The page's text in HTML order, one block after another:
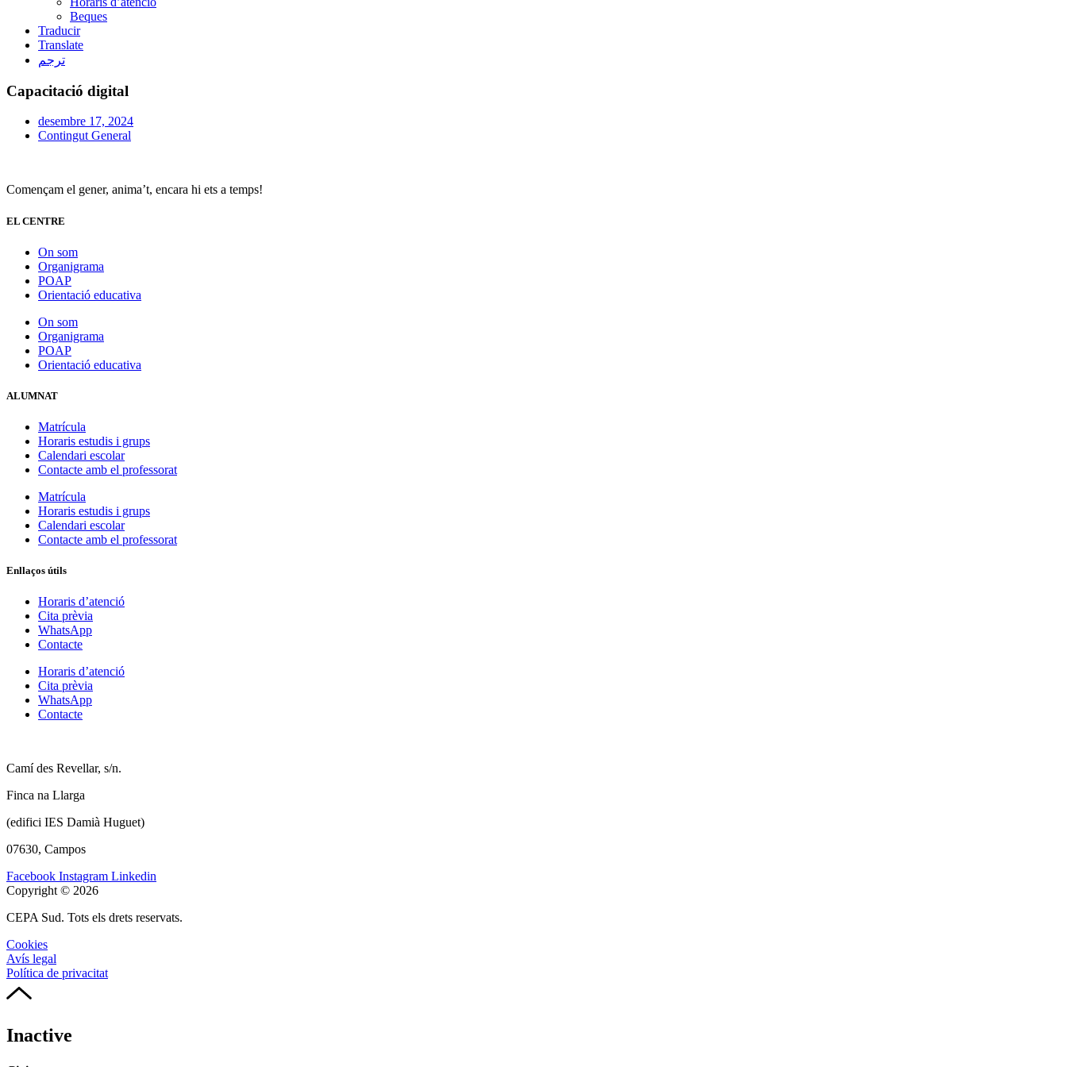
Beques
Traducir
Translate
ترجم
Capacitació digital
desembre 17, 2024
Contingut General
Començam el gener, anima’t, encara hi ets a temps!
EL CENTRE
On som
Organigrama
POAP
Orientació educativa
On som
Organigrama
POAP
Orientació educativa
ALUMNAT
Matrícula
Horaris estudis i grups
Calendari escolar
Contacte amb el professorat
Matrícula
Horaris estudis i grups
Calendari escolar
Contacte amb el professorat
Enllaços útils
Horaris d’atenció
Cita prèvia
WhatsApp
Contacte
Horaris d’atenció
Cita prèvia
WhatsApp
Contacte
Camí des Revellar, s/n.
Finca na Llarga
(edifici IES Damià Huguet)
07630, Campos
Facebook Instagram Linkedin
Copyright © 2026
CEPA Sud. Tots els drets reservats.
Cookies
Avís legal
Política de privacitat
Inactive